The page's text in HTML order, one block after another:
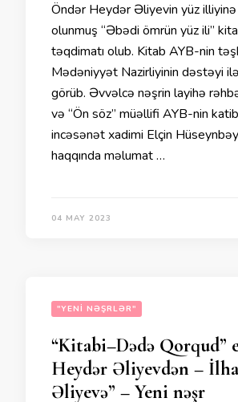
Öndər Heydər Əliyevin yüz
olunmuş “Əbədi ömrün yüz ili”
təqdimatı olub. Kitab AYB-nin
Mədəniyyət Nazirliyinin dəstəyi ilə
görüb. Əvvəlcə nəşrin layihə
və “Ön söz” müəllifi AYB-nin
incəsənət xadimi Elçin
haqqında məlumat …
04 MAY 2023
"YENI NƏŞRLƏR"
“Kitabi–Dədə Qorqud”
Heydər Əliyevdən –
Əliyevə” – Yeni nəşr